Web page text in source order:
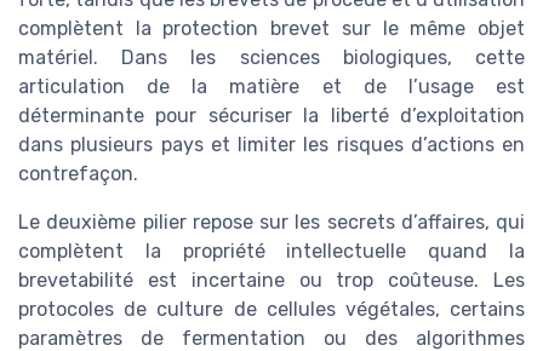
complètent la protection brevet sur le même objet
matériel. Dans les sciences biologiques, cette
articulation de la matière et de l’usage est
déterminante pour sécuriser la liberté d’exploitation
dans plusieurs pays et limiter les risques d’actions en
contrefaçon.
Le deuxième pilier repose sur les secrets d’affaires, qui
complètent la propriété intellectuelle quand la
brevetabilité est incertaine ou trop coûteuse. Les
protocoles de culture de cellules végétales, certains
paramètres de fermentation ou des algorithmes